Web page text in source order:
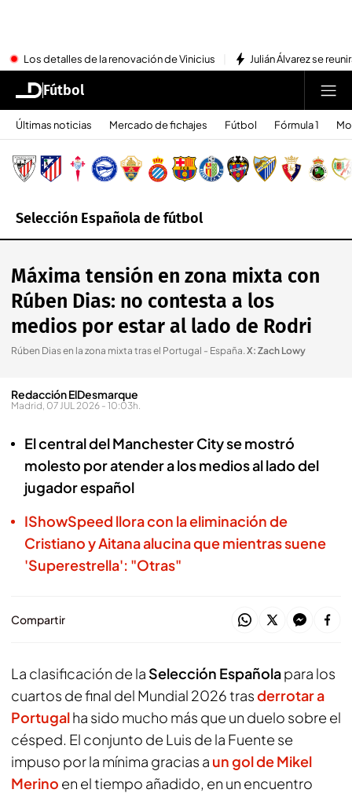
Los detalles de la renovación de Vinicius Julián Álvarez se
Fútbol
Últimas noticias Mercado de fichajes Fútbol Fórmula 1
Selección Española de fútbol
Máxima tensión en zona mixta con
Rúben Dias: no contesta a los
medios por estar al lado de Rodri
Rúben Dias en la zona mixta tras el Portugal - España.X: Zach Lowy
Redacción ElDesmarque
Madrid, 07 JUL 2026 - 10:03h.
El central del Manchester City se mostró
molesto por atender a los medios al lado del
jugador español
IShowSpeed llora con la eliminación de
Cristiano y Aitana alucina que mientras suene
'Superestrella': "Otras"
Compartir
La clasificación de la Selección Españolapara los
cuartos de final del Mundial 2026 trasderrotar a
Portugalha sido mucho más que un duelo sobre el
césped. El conjunto de Luis de la Fuente se
impuso por la mínima gracias a un gol de Mikel
Merino en el tiempo añadido, en un encuentro